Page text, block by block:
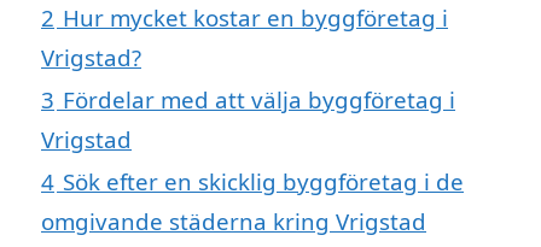
2 Hur mycket kostar en byggföretag i
Vrigstad?
3 Fördelar med att välja byggföretag i
Vrigstad
4 Sök efter en skicklig byggföretag i de
omgivande städerna kring Vrigstad